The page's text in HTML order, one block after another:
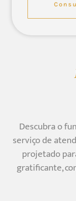
Descubra o
serviço de
projetado
gratificante,